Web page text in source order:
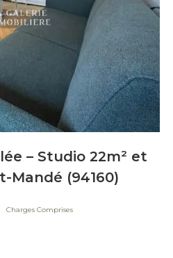
– Studio 22m² et
Mandé (94160)